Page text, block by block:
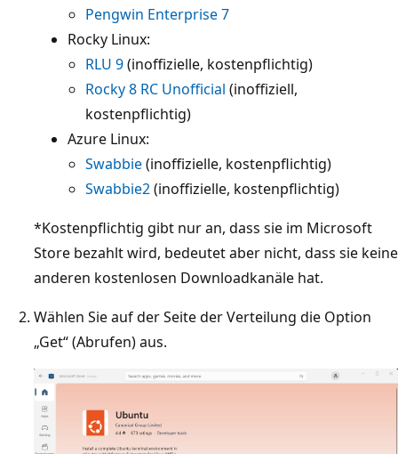
Pengwin Enterprise 7
Rocky Linux:
RLU 9(inoffizielle, kostenpflichtig)
Rocky 8 RC Unofficial (inoffiziell,
kostenpflichtig)
Azure Linux:
Swabbie(inoffizielle, kostenpflichtig)
Swabbie2(inoffizielle, kostenpflichtig)
*Kostenpflichtig gibt nur an, dass sie im Microsoft
Store bezahlt wird, bedeutet aber nicht, dass sie keine
anderen kostenlosen Downloadkanäle hat.
Wählen Sie auf der Seite der Verteilung die Option
„Get“ (Abrufen) aus.